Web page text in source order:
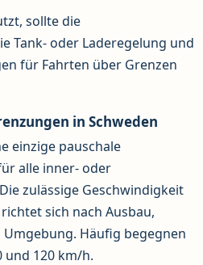
sollte die
Tank- oder Laderegelung und
für Fahrten über Grenzen
in Schweden
einzige pauschale
alle inner- oder
zulässige Geschwindigkeit
sich nach Ausbau,
Häufig begegnen
und 120 km/h.